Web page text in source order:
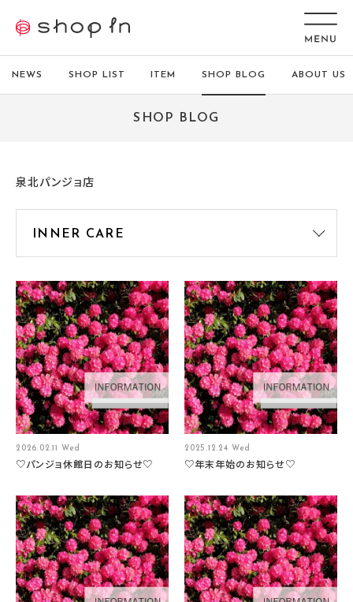
NEWS SHOP LIST ITEM SHOP BLOG ABOUT US
SHOP BLOG
泉北パンジョ店
2026.02.11 Wed
♡パンジョ休館日のお知らせ♡
2025.12.24 Wed
♡年末年始のお知らせ♡